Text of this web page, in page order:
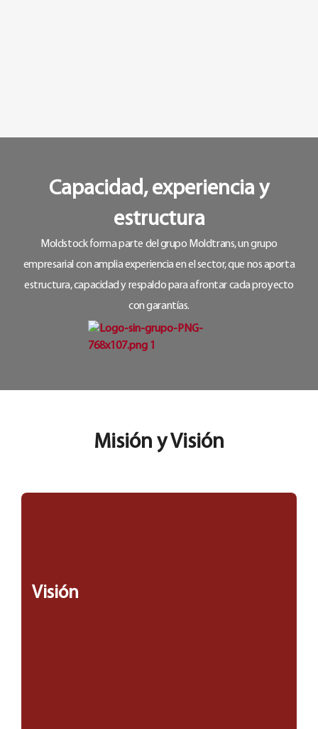
Capacidad, experiencia y
estructura
Moldstock forma parte del grupo Moldtrans, un grupo
empresarial con amplia experiencia en el sector, que nos aporta
estructura, capacidad y respaldo para afrontar cada proyecto
con garantías.
Misión y Visión
Visión